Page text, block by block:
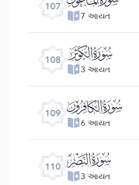
107
7 આયત
108 ﰙ
3 આયત
109 ﰚ
6 આયત
110 ﰛ
3 આયત